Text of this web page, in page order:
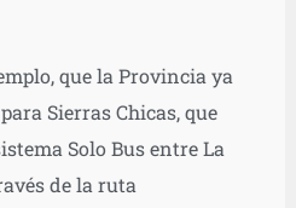
que la Provincia ya
Sierras Chicas, que
Solo Bus entre La
de la ruta